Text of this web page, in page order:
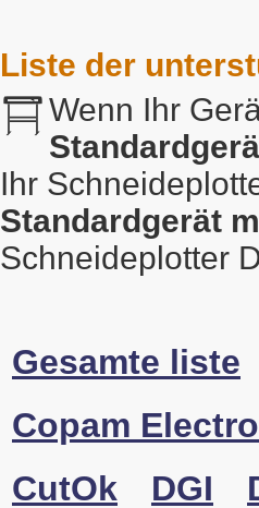
Liste der
Wenn Ihr
Ihr
Standardgerät
Schneideplotter
Gesamte liste
Copam
CutOk
DGI